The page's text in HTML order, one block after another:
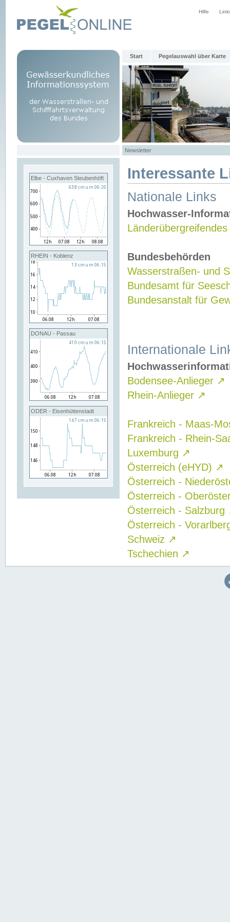
Hilfe
Start Pegelauswahl über Karte
Newsletter
Elbe - Cuxhaven Steubenhöft
RHEIN - Koblenz
DONAU - Passau
ODER - Eisenhüttenstadt
Interessante
Nationale Links
Hochwasser-
Bundesbehörden
Wasserstraßen- und
Bundesamt für
Bundesanstalt für
Internationale
Bodensee-Anlieger ↗
Rhein-Anlieger ↗
Frankreich - Maas-
Frankreich - Rhein-
Luxemburg ↗
Österreich (eHYD) ↗
Österreich -
Österreich -
Österreich - Salzburg
Österreich -
Schweiz ↗
Tschechien ↗